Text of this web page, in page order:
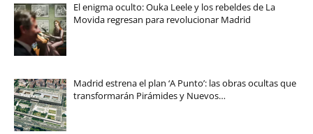
El enigma oculto: Ouka Leele y los rebeldes de La
Movida regresan para revolucionar Madrid
Madrid estrena el plan ‘A Punto’: las obras ocultas que
transformarán Pirámides y Nuevos…